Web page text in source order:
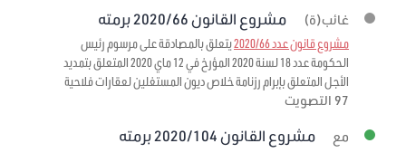
غائب(ة) مشروع القانون 2020/66 برمته
مشروع قانون عدد 2020/66
يتعلق بالمصادقة على مرسوم رئيس
الحكومة عدد 18 لسنة 2020 المؤرخ في 12 ماي 2020 المتعلق بتمديد
الأجل المتعلق بإبرام رزنامة خلاص ديون المستغلين لعقارات فلاحية
97 التصويت
مع مشروع القانون 2020/104 برمته